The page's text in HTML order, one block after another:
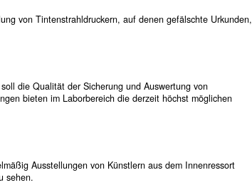
von Tintenstrahldruckern, auf denen gefälschte Urkunden,
die Qualität der Sicherung und Auswertung von
bieten im Laborbereich die derzeit höchst möglichen
Ausstellungen von Künstlern aus dem Innenressort
sehen.